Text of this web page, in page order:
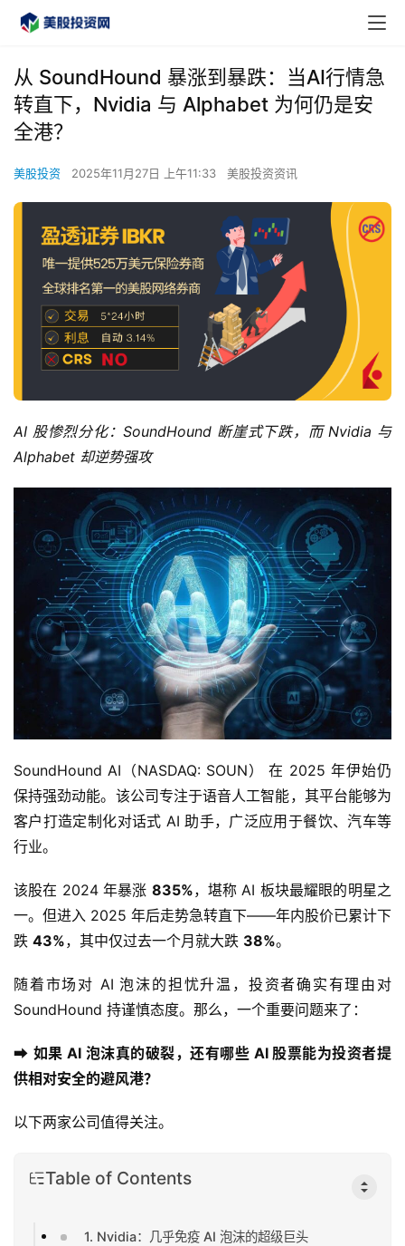
从 SoundHound 暴涨到暴跌：当AI行情急
转直下，Nvidia 与 Alphabet 为何仍是安
全港？
美股投资 2025年11月27日 上午11:33 美股投资资讯
AI 股惨烈分化：SoundHound 断崖式下跌，而 Nvidia 与
Alphabet 却逆势强攻
SoundHound AI（NASDAQ: SOUN） 在 2025 年伊始仍
保持强劲动能。该公司专注于语音人工智能，其平台能够为
客户打造定制化对话式 AI 助手，广泛应用于餐饮、汽车等
行业。
该股在 2024 年暴涨 835%，堪称 AI 板块最耀眼的明星之
一。但进入 2025 年后走势急转直下——年内股价已累计下
跌 43%，其中仅过去一个月就大跌 38%。
随着市场对 AI 泡沫的担忧升温，投资者确实有理由对
SoundHound 持谨慎态度。那么，一个重要问题来了：
➡️ 如果 AI 泡沫真的破裂，还有哪些 AI 股票能为投资者提
供相对安全的避风港？
以下两家公司值得关注。
Table of Contents
1. Nvidia：几乎免疫 AI 泡沫的超级巨头